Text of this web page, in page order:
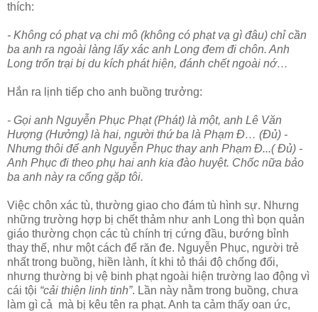
thích:
- Không có phạt vạ chi mô (không có phạt vạ gì đâu) chỉ cần
ba anh ra ngoài làng lấy xác anh Long đem đi chôn. Anh
Long trốn trại bị du kích phát hiện, đánh chết ngoài nớ…
Hắn ra lịnh tiếp cho anh buồng trưởng:
- Gọi anh Nguyễn Phục Phạt (Phát) là một, anh Lê Văn
Hượng (Hưởng) là hai, người thứ ba là Phạm Đ… (Đủ) -
Nhưng thôi để anh Nguyễn Phục thay anh Phạm Đ...( Đủ) -
Anh Phục đi theo phụ hai anh kia đào huyệt. Chốc nữa bảo
ba anh này ra cổng gặp tôi.
Việc chôn xác tù, thường giao cho đám tù hình sự. Nhưng
những trường hợp bị chết thảm như anh Long thì bọn quản
giáo thường chọn các tù chính trị cứng đầu, bướng bỉnh
thay thế, như một cách để răn đe. Nguyễn Phục, người trẻ
nhất trong buồng, hiền lành, ít khi tỏ thái độ chống đối,
nhưng thường bị vệ binh phạt ngoài hiện trường lao động vì
cái tội “cải thiện linh tinh”. Lần này nằm trong buồng, chưa
làm gì cả mà bị kêu tên ra phạt. Anh ta cảm thấy oan ức,